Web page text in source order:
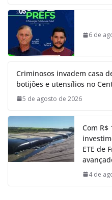
6 de
Criminosos invadem casa
botijões e utensílios no
5 de agosto de 2026
Com R$
ETE de
4 de